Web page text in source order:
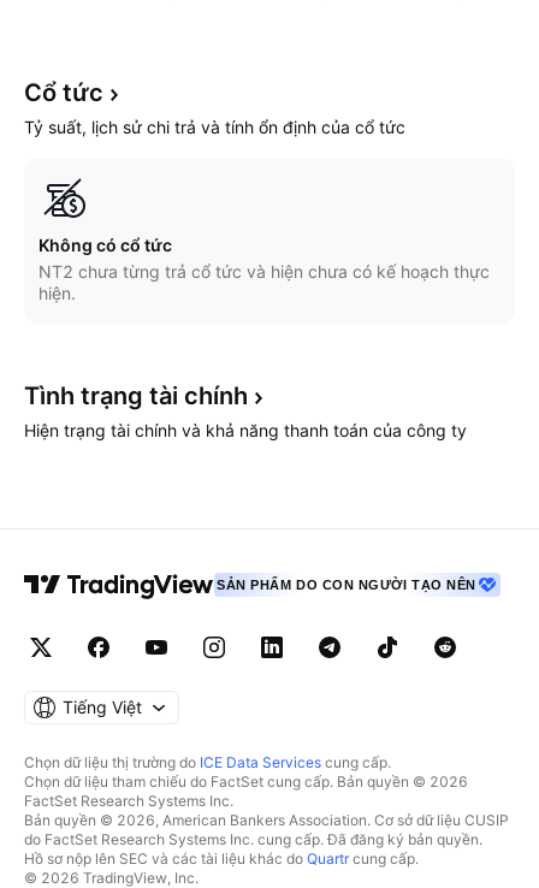
Cổ tức
Tỷ suất, lịch sử chi trả và tính ổn định của cổ tức
Không có cổ tức
NT2 chưa từng trả cổ tức và hiện chưa có kế hoạch thực
hiện.
Tình trạng tài chính
Hiện trạng tài chính và khả năng thanh toán của công ty
SẢN PHẨM DO CON NGƯỜI TẠO NÊN
Tiếng Việt
Chọn dữ liệu thị trường do ICE Data Services cung cấp.
Chọn dữ liệu tham chiếu do FactSet cung cấp. Bản quyền © 2026
FactSet Research Systems Inc.
Bản quyền © 2026, American Bankers Association. Cơ sở dữ liệu CUSIP
do FactSet Research Systems Inc. cung cấp. Đã đăng ký bản quyền.
Hồ sơ nộp lên SEC và các tài liệu khác do Quartrcung cấp.
© 2026 TradingView, Inc.